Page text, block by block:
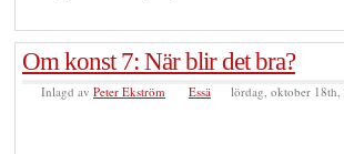
Om konst 7: När blir det bra?
Inlagd av Peter Ekström Essä lördag, oktober 18th,